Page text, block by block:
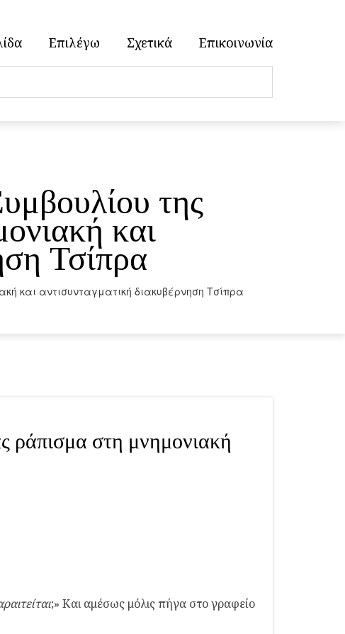
Επιλέγω Σχετικά Επικοινωνία
της
και
Τσίπρα
και αντισυνταγματική διακυβέρνηση Τσίπρα
ράπισμα στη μνημονιακή
;» Και αμέσως μόλις πήγα στο γραφείο